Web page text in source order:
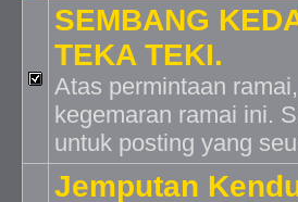
SEMBANG
TEKA TEKI.
Atas permintaan
kegemaran ramai ini.
untuk posting yang
Jemputan